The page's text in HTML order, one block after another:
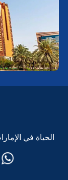
الحياة في